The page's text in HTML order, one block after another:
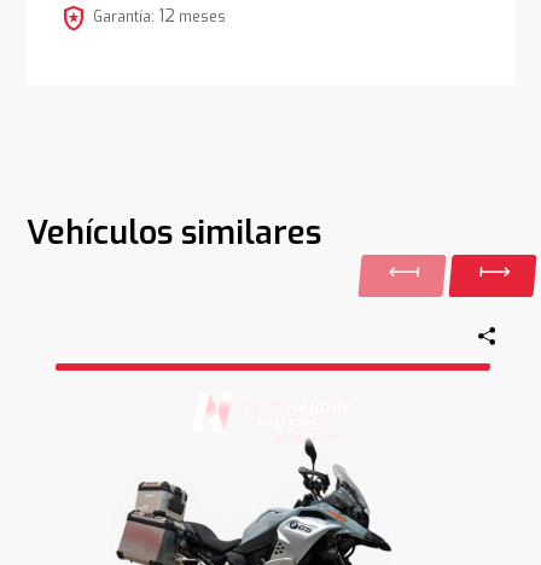
local_police Garantía: 12 meses
Vehículos similares